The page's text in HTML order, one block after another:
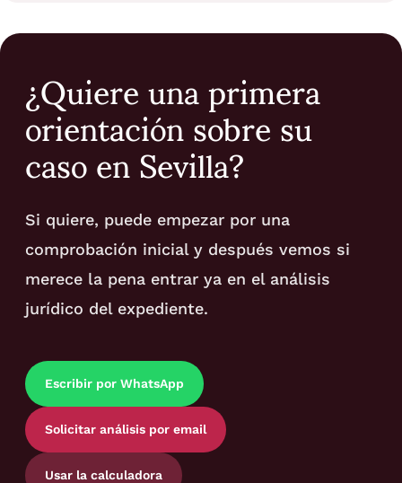
¿Quiere una primera
orientación sobre su
caso en Sevilla?
Si quiere, puede empezar por una
comprobación inicial y después vemos si
merece la pena entrar ya en el análisis
jurídico del expediente.
Escribir por WhatsApp
Solicitar análisis por email
Usar la calculadora